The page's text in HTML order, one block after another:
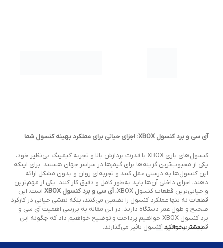
آی سی و برد کنسول XBOX: اجزای حیاتی برای عملکرد بهینه کنسول شما
کنسول‌های بازی XBOX با قدرت پردازش بالا و تجربه گیمینگ بی‌نظیر خود،
یکی از محبوب‌ترین گزینه‌ها برای گیمرها در سراسر جهان هستند. برای اینکه
این کنسول‌ها به درستی عمل کنند و تجربه‌ای روان و بدون مشکل ارائه
دهند، اجزای داخلی آن‌ها باید به‌طور کامل و دقیق کار کنند. یکی از مهم‌ترین
و حیاتی‌ترین قطعات کنسول XBOX،
آی سی و برد کنسول XBOX
است. این
قطعات نه تنها عملکرد کنسول را تضمین می‌کنند، بلکه نقشی حیاتی در کارکرد
صحیح و طول عمر دستگاه دارند. در این مقاله به بررسی اهمیت آی سی و
برد کنسول XBOX خواهیم پرداخت و توضیح خواهیم داد که چگونه این
قطعات بر عملکرد کنسول تاثیر می‌گذارند.
بیشتر بخوانید